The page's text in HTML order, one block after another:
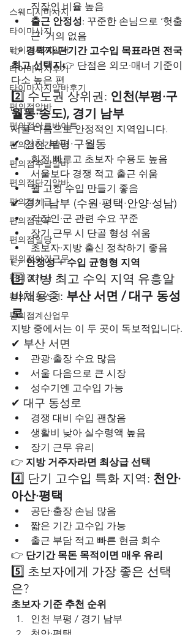
스웨디시마사지
타이마사지
타이마사지알바
타이마사지후기
타이마사지알바후기
편의점알바
편의점아르바이트
편의점야간알바
편의점주말알바
편의점단기알바
편의점시급
편의점근무
편의점일당
편의점야간근무
편의점캐셔
편의점포스기
편의점계산업무
직장인 비율 높음
출근 안정성: 꾸준한 손님으로 ‘헛출
근’ 거의 없음
👉 경력자·단기간 고수입 목표라면 전국
최고 선택지👉 단점은 외모·매너 기준이
다소 높은 편
2️⃣ 수도권 상위권: 인천(부평·구
월동·송도), 경기 남부
서울 다음으로 안정적인 지역입니다.
✔ 인천 부평·구월동
회전 빠르고 초보자 수용도 높음
서울보다 경쟁 적고 출근 쉬움
월 고정 수입 만들기 좋음
✔ 경기 남부 (수원·평택·안양·성남)
직장인·군 관련 수요 꾸준
장기 근무 시 단골 형성 쉬움
초보자·지방 출신 정착하기 좋음
👉 안정성 + 수입 균형형 지역
3️⃣ 지방 최고 수익 지역 유흥알
바채용중: 부산 서면 / 대구 동성
로
지방 중에서는 이 두 곳이 독보적입니다.
✔ 부산 서면
관광·출장 수요 많음
서울 다음으로 큰 시장
성수기엔 고수입 가능
✔ 대구 동성로
경쟁 대비 수입 괜찮음
생활비 낮아 실수령액 높음
장기 근무 유리
👉 지방 거주자라면 최상급 선택
4️⃣ 단기 고수입 특화 지역: 천안·
아산·평택
공단·출장 손님 많음
짧은 기간 고수입 가능
출근 부담 적고 빠른 현금 회수
👉 단기간 목돈 목적이면 매우 유리
5️⃣ 초보자에게 가장 좋은 선택
은?
초보자 기준 추천 순위
인천 부평 / 경기 남부